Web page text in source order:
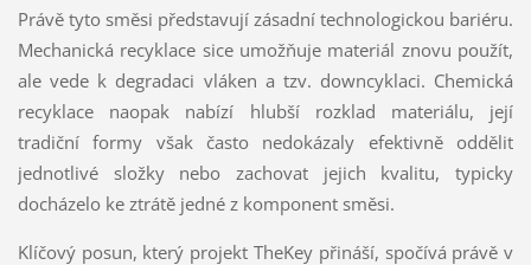
Právě tyto směsi představují zásadní technologickou bariéru.
Mechanická recyklace sice umožňuje materiál znovu použít,
ale vede k degradaci vláken a tzv. downcyklaci. Chemická
recyklace naopak nabízí hlubší rozklad materiálu, její
tradiční formy však často nedokázaly efektivně oddělit
jednotlivé složky nebo zachovat jejich kvalitu, typicky
docházelo ke ztrátě jedné z komponent směsi.
Klíčový posun, který projekt TheKey přináší, spočívá právě v